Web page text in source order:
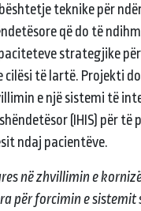
teknike për
që do të
strategjike
cilësi të lartë. Projekti
e një sistemi të
(IHIS) për të
ndaj pacientëve.
në zhvillimin e
për forcimin e sistemit